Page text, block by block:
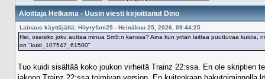
AloittajaHelkama- Uusin viesti kirjoittanutDino
Lainaus käyttäjältä: Höyryfani25 - Heinäkuu 25, 2026, 09:44:25
Hei, osaisiko joku auttaa minua Sm5:n kanssa? Aina kun yritän laittaa puuttuvaa kuidia,
on "kuid_107547_61500"
Tuo kuidi sisältää koko joukon virheitä Trainz 22:ssa. En ole skriptien